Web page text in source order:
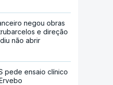
negou obras
e direção
não abrir
pede ensaio clínico